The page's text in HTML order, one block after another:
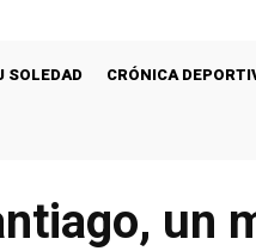
SOLEDAD CRÓNICA
un